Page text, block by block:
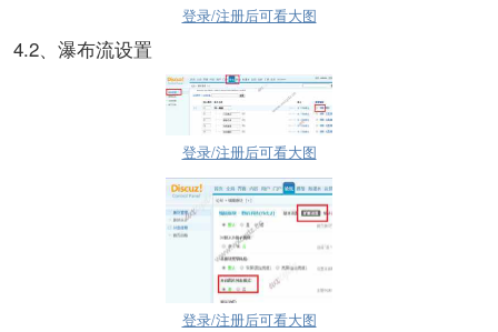
登录/注册后可看大图
4.2、瀑布流设置
登录/注册后可看大图
登录/注册后可看大图